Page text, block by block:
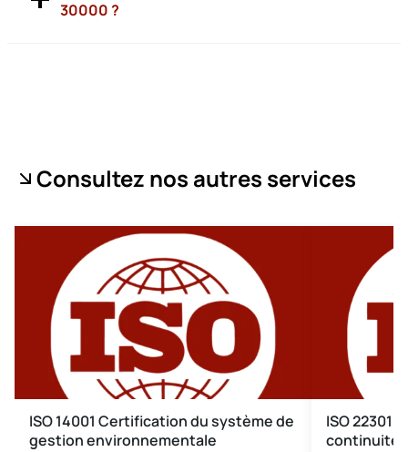
30000 ?
Consultez nos autres services
ISO 14001 Certification du système de
gestion environnementale
ISO 22301
continuité